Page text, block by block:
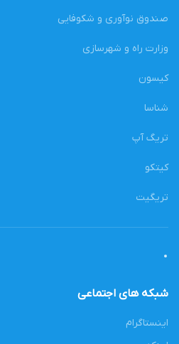
صندوق نوآوری و شکوفایی
وزارت راه و شهرسازی
کیسون
شناسا
تریگ آپ
کیتکو
تریگیت
شبکه های اجتماعی
اینستاگرام